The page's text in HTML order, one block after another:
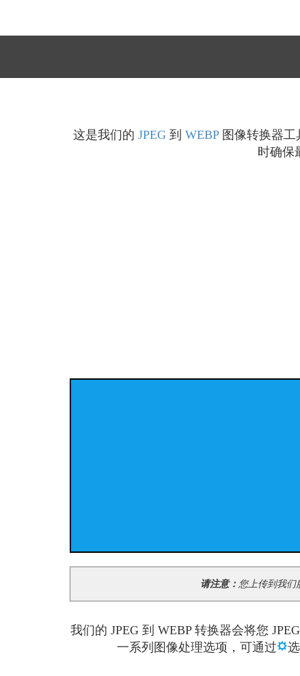
这是我们的 JPEG 到 WEBP图像转换器工
时确保
请注意： 您上传到我们
我们的 JPEG 到 WEBP 转换器会将您
一系列图像处理选项，可通过